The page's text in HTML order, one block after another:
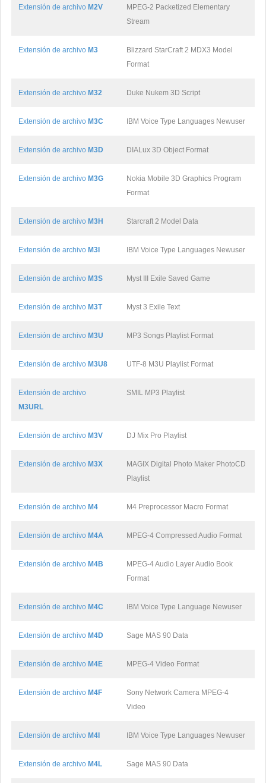
Extensión de archivo M2V
MPEG-2 Packetized Elementary
Stream
Extensión de archivo M3
Blizzard StarCraft 2 MDX3 Model
Format
Extensión de archivo M32 Duke Nukem 3D Script
Extensión de archivo M3C IBM Voice Type Languages Newuser
Extensión de archivo M3D DIALux 3D Object Format
Extensión de archivo M3G
Nokia Mobile 3D Graphics Program
Format
Extensión de archivo M3H Starcraft 2 Model Data
Extensión de archivo M3I IBM Voice Type Languages Newuser
Extensión de archivo M3S Myst III Exile Saved Game
Extensión de archivo M3T Myst 3 Exile Text
Extensión de archivo M3U MP3 Songs Playlist Format
Extensión de archivo M3U8 UTF-8 M3U Playlist Format
Extensión de archivo
M3URL
SMIL MP3 Playlist
Extensión de archivo M3V DJ Mix Pro Playlist
Extensión de archivo M3X
MAGIX Digital Photo Maker PhotoCD
Playlist
Extensión de archivo M4 M4 Preprocessor Macro Format
Extensión de archivo M4A MPEG-4 Compressed Audio Format
Extensión de archivo M4B
MPEG-4 Audio Layer Audio Book
Format
Extensión de archivo M4C IBM Voice Type Language Newuser
Extensión de archivo M4D Sage MAS 90 Data
Extensión de archivo M4E MPEG-4 Video Format
Extensión de archivo M4F
Sony Network Camera MPEG-4
Video
Extensión de archivo M4I IBM Voice Type Languages Newuser
Extensión de archivo M4L Sage MAS 90 Data